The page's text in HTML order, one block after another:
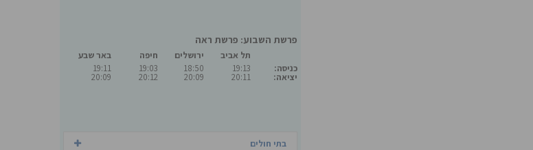
פרשת השבוע: פרשת ראה
כניסה:
יציאה:
תל אביב
19:13
20:11
ירושלים
18:50
20:09
חיפה
19:03
20:12
באר שבע
19:11
20:09
בתי חולים